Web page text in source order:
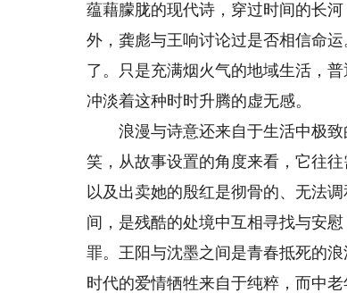
蕴藉朦胧的现代诗，穿过时间的长
外，龚彪与王响讨论过是否相信命
了。只是充满烟火气的地域生活，
冲淡着这种时时升腾的虚无感。
浪漫与诗意还来自于生活中极致
笑，从故事设置的角度来看，它往
以及出卖她的殷红是彻骨的、无法
间，是残酷的处境中互相寻找与安
罪。王阳与沈墨之间是青春抵死的
时代的爱情牺牲来自于纯粹，而中